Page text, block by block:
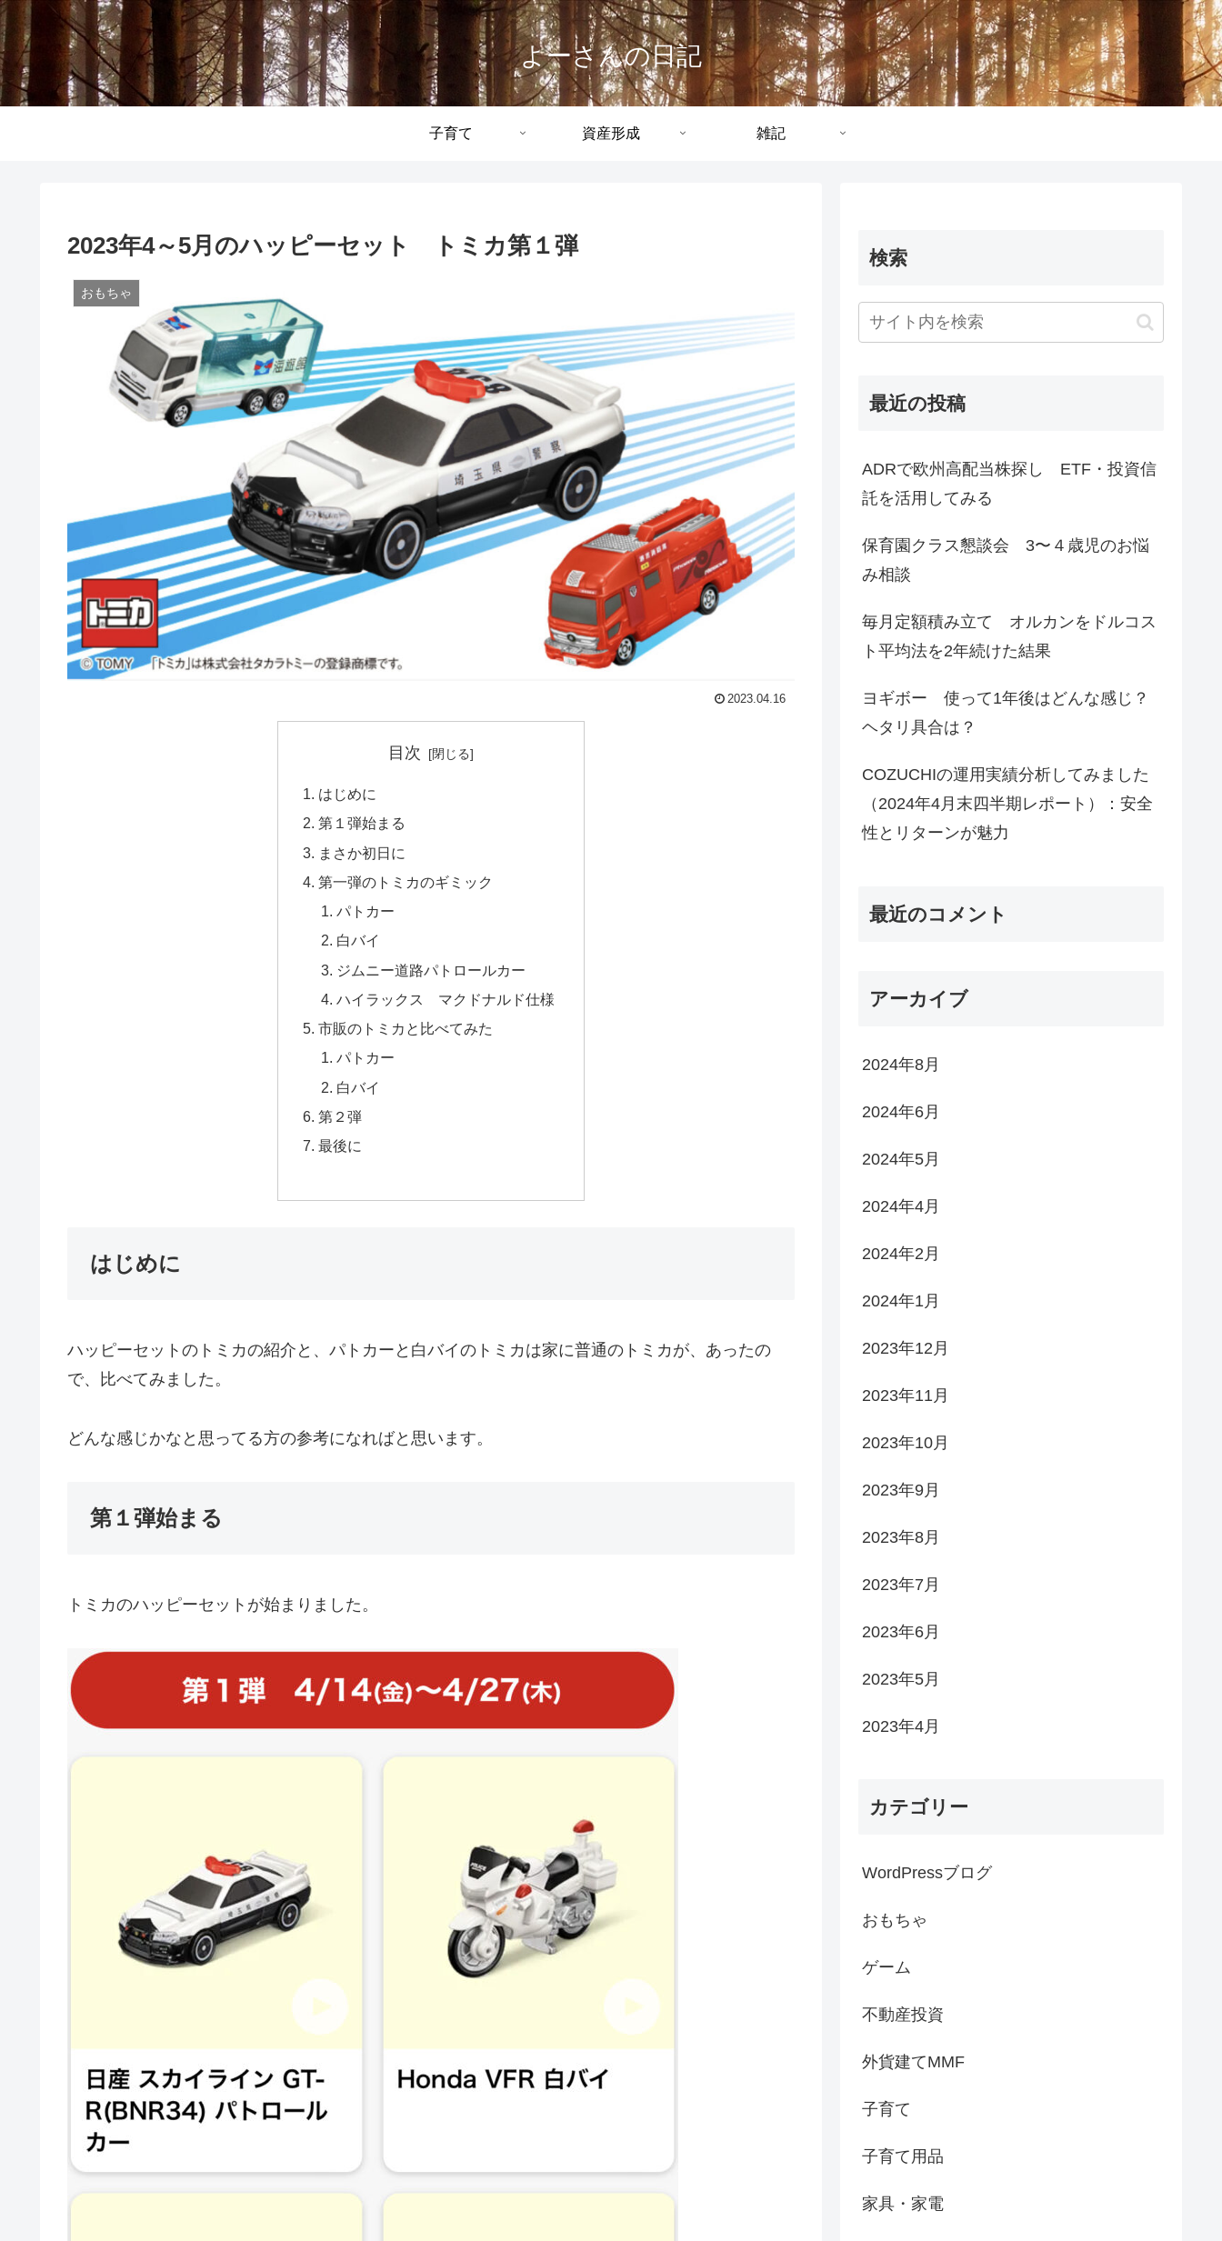
よーさんの日記
子育て 資産形成 雑記
2023年4～5月のハッピーセット トミカ第１弾
おもちゃ
2023.04.16
目次
はじめに
第１弾始まる
まさか初日に
第一弾のトミカのギミック
パトカー
白バイ
ジムニー道路パトロールカー
ハイラックス マクドナルド仕様
市販のトミカと比べてみた
パトカー
白バイ
第２弾
最後に
はじめに
ハッピーセットのトミカの紹介と、パトカーと白バイのトミカは家に普通のトミカが、あったの
で、比べてみました。
どんな感じかなと思ってる方の参考になればと思います。
第１弾始まる
トミカのハッピーセットが始まりました。
検索
最近の投稿
ADRで欧州高配当株探し ETF・投資信
託を活用してみる
保育園クラス懇談会 3〜４歳児のお悩
み相談
毎月定額積み立て オルカンをドルコス
ト平均法を2年続けた結果
ヨギボー 使って1年後はどんな感じ？
ヘタリ具合は？
COZUCHIの運用実績分析してみました
（2024年4月末四半期レポート）：安全
性とリターンが魅力
最近のコメント
アーカイブ
2024年8月
2024年6月
2024年5月
2024年4月
2024年2月
2024年1月
2023年12月
2023年11月
2023年10月
2023年9月
2023年8月
2023年7月
2023年6月
2023年5月
2023年4月
カテゴリー
WordPressブログ
おもちゃ
ゲーム
不動産投資
外貨建てMMF
子育て
子育て用品
家具・家電